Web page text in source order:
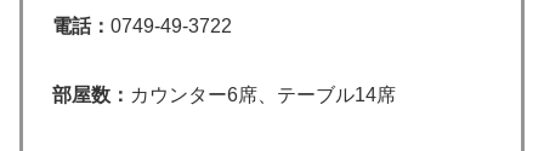
電話： 0749‐49‐3722
部屋数： カウンター6席、テーブル14席